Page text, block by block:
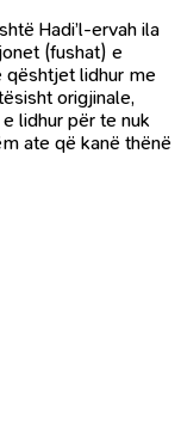
Hadi’l-ervah ila
(fushat) e
qështjet lidhur me
origjinale,
lidhur për te nuk
ate që kanë thënë